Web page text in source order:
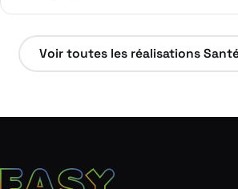
Voir toutes les réalisations